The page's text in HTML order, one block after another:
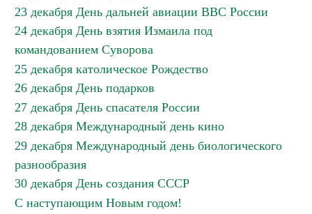
23 декабря День дальней авиации ВВС России
24 декабря День взятия Измаила под
командованием Суворова
25 декабря католическое Рождество
26 декабря День подарков
27 декабря День спасателя России
28 декабря Международный день кино
29 декабря Международный день биологического
разнообразия
30 декабря День создания СССР
С наступающим Новым годом!